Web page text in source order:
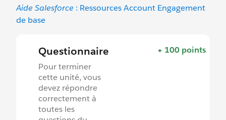
Aide Salesforce : Ressources Account Engagement
de base